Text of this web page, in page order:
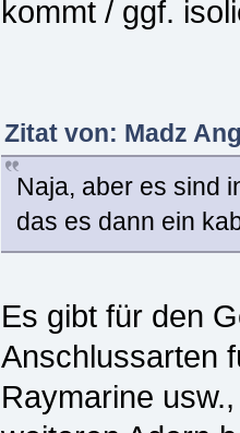
kommt / ggf.
Zitat von: Madz
Naja, aber es sind
das es dann ein
Es gibt für den
Anschlussarten
Raymarine